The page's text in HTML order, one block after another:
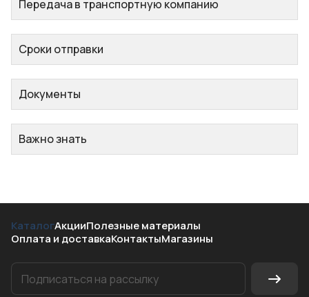
Передача в транспортную компанию
Сроки отправки
Документы
Важно знать
КаталогАкцииПолезные материалы
Оплата и доставкаКонтактыМагазины